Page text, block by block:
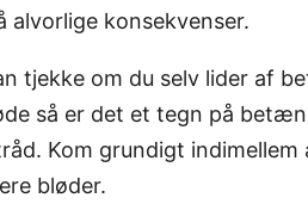
alvorlige konsekvenser.
tjekke om du selv lider af
så er det et tegn på
Kom grundigt
bløder.